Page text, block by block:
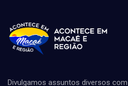
Divulgamos assuntos diversos